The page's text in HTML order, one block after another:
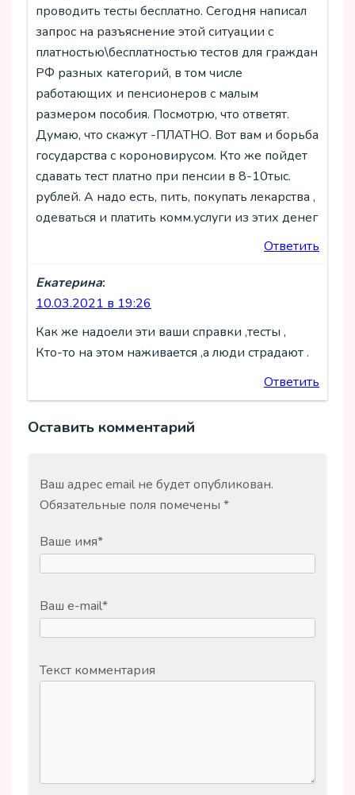
проводить тесты бесплатно. Сегодня написал
запрос на разъяснение этой ситуации с
платностью\бесплатностью тестов для граждан
РФ разных категорий, в том числе
работающих и пенсионеров с малым
размером пособия. Посмотрю, что ответят.
Думаю, что скажут -ПЛАТНО. Вот вам и борьба
государства с короновирусом. Кто же пойдет
сдавать тест платно при пенсии в 8-10тыс.
рублей. А надо есть, пить, покупать лекарства ,
одеваться и платить комм.услуги из этих денег
Ответить
Екатерина:
10.03.2021 в 19:26
Как же надоели эти ваши справки ,тесты ,
Кто-то на этом наживается ,а люди страдают .
Ответить
Оставить комментарий
Ваш адрес email не будет опубликован.
Обязательные поля помечены *
Ваше имя*
Ваш e-mail*
Текст комментария